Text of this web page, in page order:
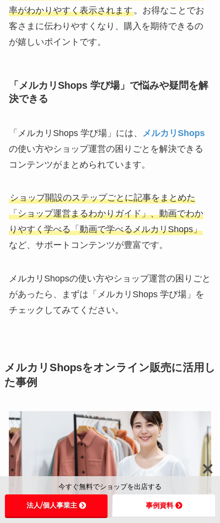
率がわかりやすく表示されます。お得なことでお
客さまに伝わりやすくなり、購入を期待できるの
が嬉しいポイントです。
「メルカリShops 学び場」で悩みや疑問を解
決できる
「メルカリShops 学び場」には、
メルカリShops
の使い方やショップ運営の困りごとを解決できる
コンテンツがまとめられています。
ショップ開設のステップごとに記事をまとめた
「ショップ運営まるわかりガイド」、動画でわか
りやすく学べる「動画で学べるメルカリShops」
など、サポートコンテンツが豊富です。
メルカリShopsの使い方やショップ運営の困りごと
があったら、まずは「メルカリShops 学び場」を
チェックしてみてください。
メルカリShopsをオンライン販売に活用し
た事例
今すぐ無料でショップを出店する
法人/個人事業主 事例資料